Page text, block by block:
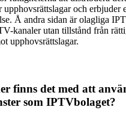
upphovsrättslagar och erbjuder
Å andra sidan är olagliga
kanaler utan tillstånd från
upphovsrättslagar.
finns det med att
som IPTVbolaget?